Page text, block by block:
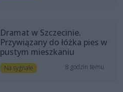
Dramat w Szczecinie.
Przywiązany do łóżka pies w
pustym mieszkaniu
Na sygnale 8 godzin temu